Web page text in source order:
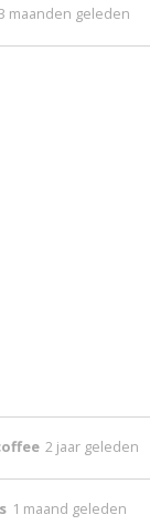
maanden geleden
2 jaar geleden
1 maand geleden